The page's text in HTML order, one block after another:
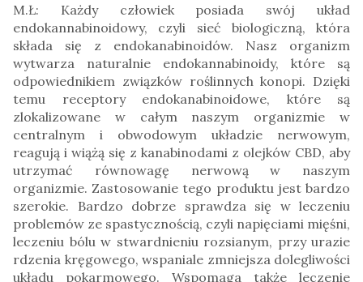
M.Ł: Każdy człowiek posiada swój układ
endokannabinoidowy, czyli sieć biologiczną, która
składa się z endokanabinoidów. Nasz organizm
wytwarza naturalnie endokannabinoidy, które są
odpowiednikiem związków roślinnych konopi. Dzięki
temu receptory endokanabinoidowe, które są
zlokalizowane w całym naszym organizmie w
centralnym i obwodowym układzie nerwowym,
reagują i wiążą się z kanabinodami z olejków CBD, aby
utrzymać równowagę nerwową w naszym
organizmie. Zastosowanie tego produktu jest bardzo
szerokie. Bardzo dobrze sprawdza się w leczeniu
problemów ze spastycznością, czyli napięciami mięśni,
leczeniu bólu w stwardnieniu rozsianym, przy urazie
rdzenia kręgowego, wspaniale zmniejsza dolegliwości
układu pokarmowego. Wspomaga także leczenie